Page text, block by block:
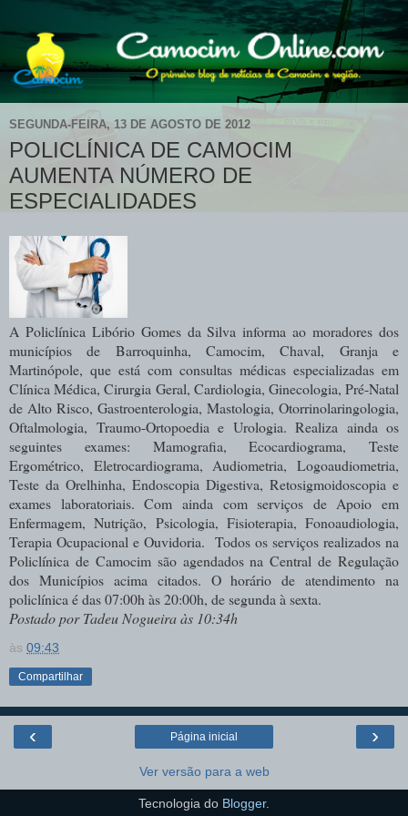
SEGUNDA-FEIRA, 13 DE AGOSTO DE 2012
POLICLÍNICA DE CAMOCIM
AUMENTA NÚMERO DE
ESPECIALIDADES
A Policlínica Libório Gomes da Silva informa ao moradores dos
municípios de Barroquinha, Camocim, Chaval, Granja e
Martinópole, que está com consultas médicas especializadas em
Clínica Médica, Cirurgia Geral, Cardiologia, Ginecologia, Pré-Natal
de Alto Risco, Gastroenterologia, Mastologia, Otorrinolaringologia,
Oftalmologia, Traumo-Ortopoedia e Urologia. Realiza ainda os
seguintes exames: Mamografia, Ecocardiograma, Teste
Ergométrico, Eletrocardiograma, Audiometria, Logoaudiometria,
Teste da Orelhinha, Endoscopia Digestiva, Retosigmoidoscopia e
exames laboratoriais. Com ainda com serviços de Apoio em
Enfermagem, Nutrição, Psicologia, Fisioterapia, Fonoaudiologia,
Terapia Ocupacional e Ouvidoria. Todos os serviços realizados na
Policlínica de Camocim são agendados na Central de Regulação
dos Municípios acima citados. O horário de atendimento na
policlínica é das 07:00h às 20:00h, de segunda à sexta.
Postado por Tadeu Nogueira às 10:34h
às 09:43
Compartilhar
‹ ›
Página inicial
Ver versão para a web
Tecnologia do Blogger.